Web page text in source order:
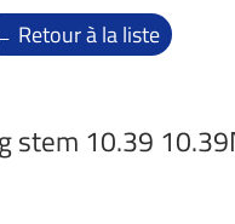
Retour à la liste
stem 10.39